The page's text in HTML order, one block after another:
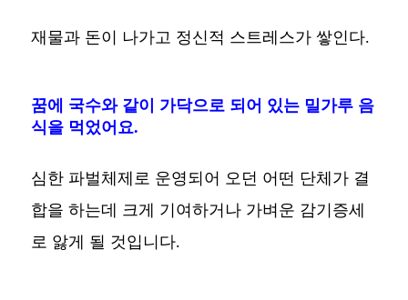
재물과 돈이 나가고 정신적 스트레스가 쌓인다.
꿈에 국수와 같이 가닥으로 되어 있는 밀가루 음
식을 먹었어요.
심한 파벌체제로 운영되어 오던 어떤 단체가 결
합을 하는데 크게 기여하거나 가벼운 감기증세
로 앓게 될 것입니다.